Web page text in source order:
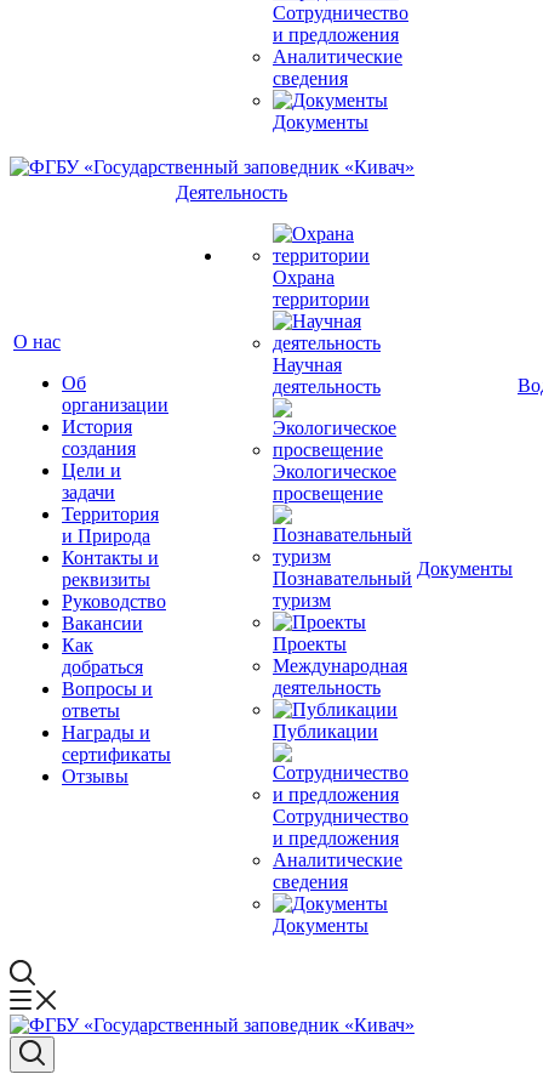
Сотрудничество
и предложения
Аналитические
сведения
Документы
О нас
Об
организации
История
создания
Цели и
задачи
Территория
и Природа
Контакты и
реквизиты
Руководство
Вакансии
Как
добраться
Вопросы и
ответы
Награды и
сертификаты
Отзывы
Деятельность
Охрана
территории
Научная
деятельность
Экологическое
просвещение
Познавательный
туризм
Проекты
Международная
деятельность
Публикации
Сотрудничество
и предложения
Аналитические
сведения
Документы
Документы